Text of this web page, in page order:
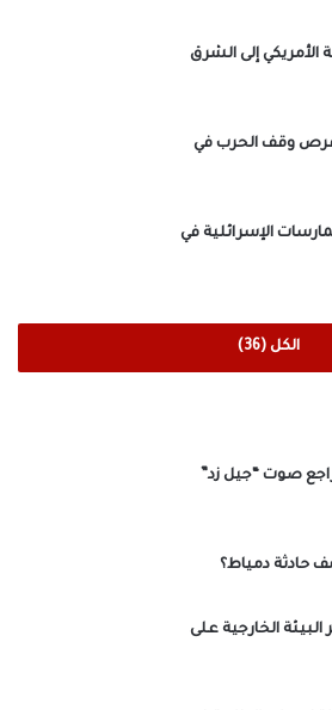
الأمريكي إلى الشرق
فرص وقف الحرب في
دور الممارسات الإسرائلية في
الكل (36)
صوت “جيل زد”
حادثة دمياط؟
الخارجية على